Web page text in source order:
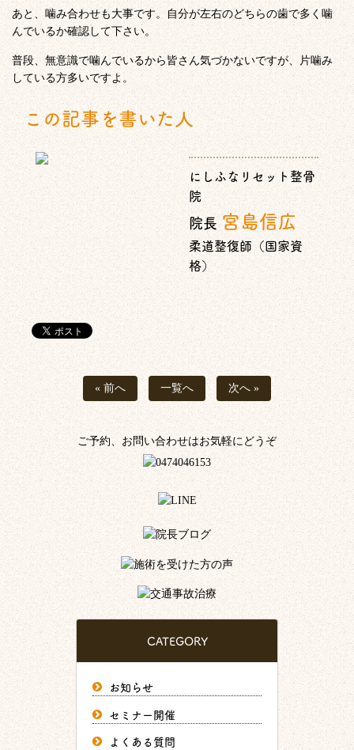
あと、噛み合わせも大事です。自分が左右のどちらの歯で多く噛
んでいるか確認して下さい。
普段、無意識で噛んでいるから皆さん気づかないですが、片噛み
している方多いですよ。
この記事を書いた人
にしふなリセット整骨
院
院長宮島信広
柔道整復師（国家資
格）
« 前へ 一覧へ 次へ »
ご予約、お問い合わせはお気軽にどうぞ
CATEGORY
お知らせ
セミナー開催
よくある質問